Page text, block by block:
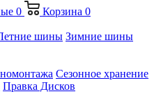
0 Корзина 0
шины Зимние шины
Сезонное хранение
Правка Дисков